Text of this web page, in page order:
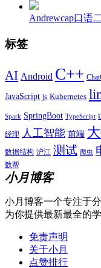
Andrewcap口语
标签
AI Android C++
JavaScript js Kubernetes
Spark SpringBoot TypeScript
经理 人工智能 前端
数据结构 沪江 测试 爬虫
数帮
小月博客
小月博客一个专注于
为你提供最新最全的
免责声明
关于小月
点赞排行